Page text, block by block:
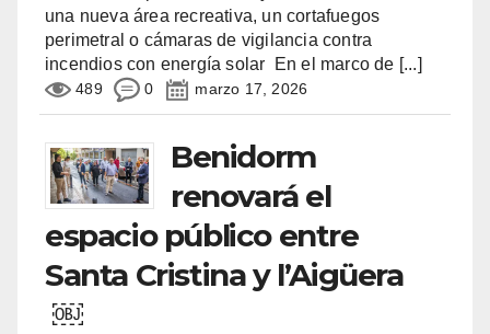
una nueva área recreativa, un cortafuegos
perimetral o cámaras de vigilancia contra
incendios con energía solar En el marco de [...]
489 0 marzo 17, 2026
Benidorm
renovará el
espacio público entre
Santa Cristina y l’Aigüera
￼